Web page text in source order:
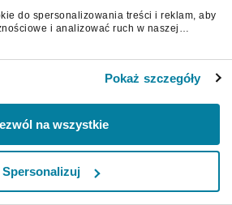
do spersonalizowania treści i reklam, aby
i analizować ruch w naszej
uzyskanymi podczas korzystania z ich
Pokaż szczegóły
na wszystkie
Spersonalizuj
odśwież stronę.
Odśwież